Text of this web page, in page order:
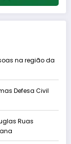
na região da
Defesa Civil
Ruas